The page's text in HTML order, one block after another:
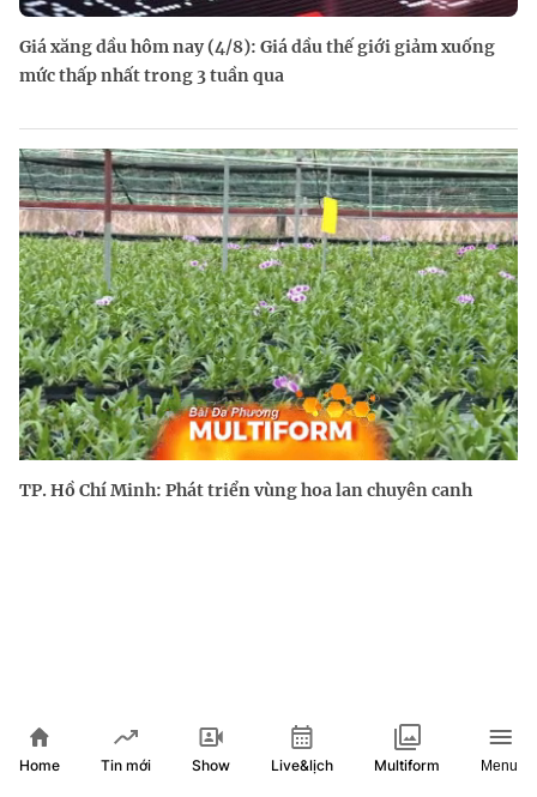
Giá xăng dầu hôm nay (4/8): Giá dầu thế giới giảm xuống
mức thấp nhất trong 3 tuần qua
TP. Hồ Chí Minh: Phát triển vùng hoa lan chuyên canh
Home Tin mới Show Live&lịch Multiform Menu